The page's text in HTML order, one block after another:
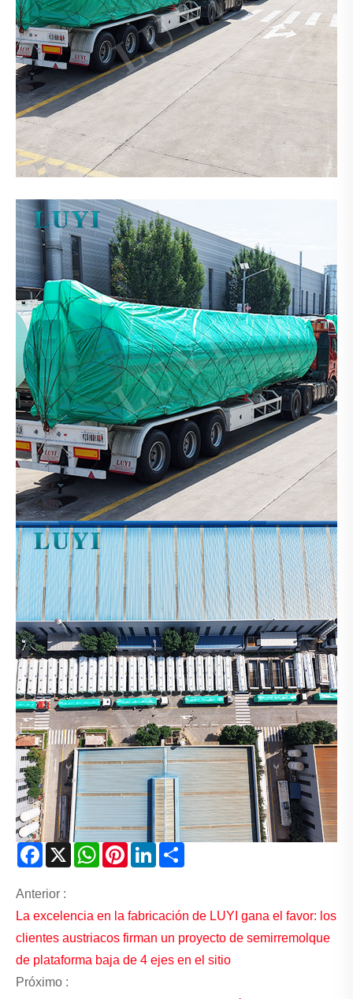
Facebook
X WhatsAppPinterestLinkedIn
Anterior :
La excelencia en la fabricación de LUYI gana el favor: los
clientes austriacos firman un proyecto de semirremolque
de plataforma baja de 4 ejes en el sitio
Próximo :